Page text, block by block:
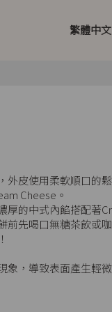
繁體中文
外皮使用柔軟順口的
Cheese。
厚的中式內餡搭配著
前先喝口無糖茶飲或
，導致表面產生輕